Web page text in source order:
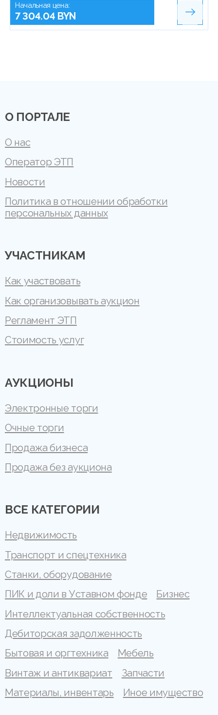
Начальная цена:
7 304.04 BYN
О ПОРТАЛЕ
О нас
Оператор ЭТП
Новости
Политика в отношении обработки
персональных данных
УЧАСТНИКАМ
Как участвовать
Как организовывать аукцион
Регламент ЭТП
Стоимость услуг
АУКЦИОНЫ
Электронные торги
Очные торги
Продажа бизнеса
Продажа без аукциона
ВСЕ КАТЕГОРИИ
Недвижимость
Транспорт и спецтехника
Станки, оборудование
ПИК и доли в Уставном фонде
Бизнес
Интеллектуальная собственность
Дебиторская задолженность
Бытовая и оргтехника
Мебель
Винтаж и антиквариат
Запчасти
Материалы, инвентарь
Иное имущество